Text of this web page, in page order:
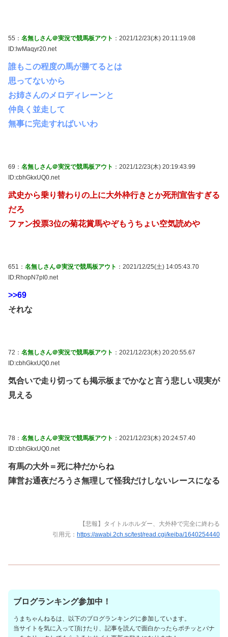
55： 名無しさん＠実況で競馬板アウト ：2021/12/23(木) 20:11:19.08
ID:lwMaqyr20.net
誰もこの程度の馬が勝てるとは
思ってないから
お姉さんのメロディレーンと
仲良く並走して
無事に完走すればいいわ
69： 名無しさん＠実況で競馬板アウト ：2021/12/23(木) 20:19:43.99
ID:cbhGkxUQ0.net
武史から乗り替わりの上に大外枠行きとか死刑宣告すぎる
だろ
ファン投票3位の菊花賞馬やぞもうちょい空気読めや
651： 名無しさん＠実況で競馬板アウト ：2021/12/25(土) 14:05:43.70
ID:RhopN7pI0.net
>>69
それな
72： 名無しさん＠実況で競馬板アウト ：2021/12/23(木) 20:20:55.67
ID:cbhGkxUQ0.net
気合いで走り切っても掲示板までかなと言う悲しい現実が
見える
78： 名無しさん＠実況で競馬板アウト ：2021/12/23(木) 20:24:57.40
ID:cbhGkxUQ0.net
有馬の大外＝死に枠だからね
陣営お通夜だろうさ無理して怪我だけしないレースになる
【悲報】タイトルホルダー、大外枠で完全に終わる
引用元： https://awabi.2ch.sc/test/read.cgi/keiba/1640254440
ブログランキング参加中！
うまちゃんねるは、以下のブログランキングに参加しています。
当サイトを気に入って頂けたり、記事を読んで面白かったらポチッとバナ